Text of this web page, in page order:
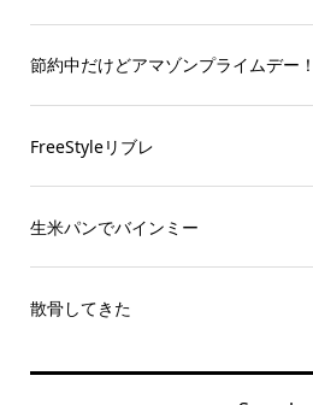
節約中だけどアマゾンプライムデー！
FreeStyleリブレ
生米パンでバインミー
散骨してきた